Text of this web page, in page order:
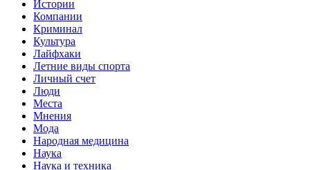
Истории
Компании
Криминал
Культура
Лайфхаки
Летние виды спорта
Личный счет
Люди
Места
Мнения
Мода
Народная медицина
Наука
Наука и техника